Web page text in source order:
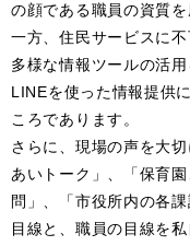
の顔である職員の資質を
一方、住民サービスに
多様な情報ツールの活
LINEを使った情報提供
ころであります。
さらに、現場の声を大
あいトーク」、「保育
問」、「市役所内の各
目線と、職員の目線を